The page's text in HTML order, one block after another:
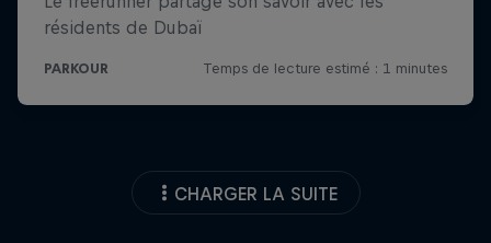
CHARGER LA SUITE